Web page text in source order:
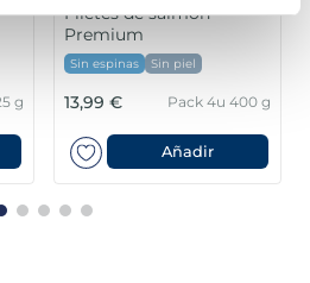
g
Filetes de salmón
Premium
Sin espinas Sin piel
13,99 € Pack 4u 400 g
Añadir